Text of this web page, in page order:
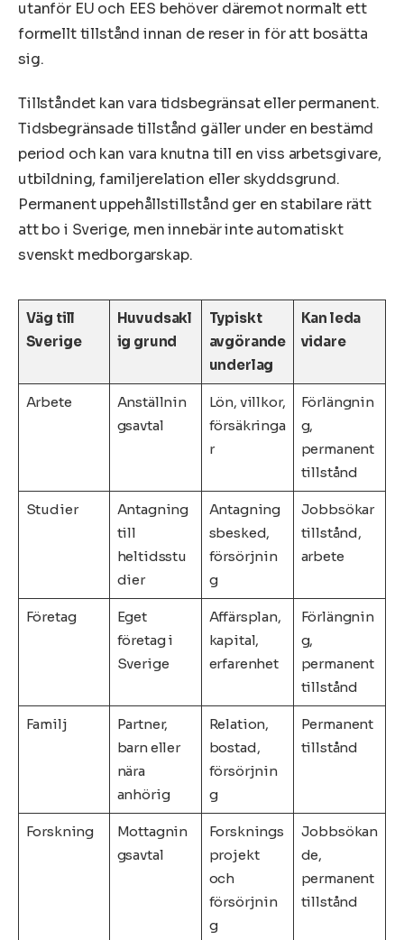
utanför EU och EES behöver däremot normalt ett
formellt tillstånd innan de reser in för att bosätta
sig.
Tillståndet kan vara tidsbegränsat eller permanent.
Tidsbegränsade tillstånd gäller under en bestämd
period och kan vara knutna till en viss arbetsgivare,
utbildning, familjerelation eller skyddsgrund.
Permanent uppehållstillstånd ger en stabilare rätt
att bo i Sverige, men innebär inte automatiskt
svenskt medborgarskap.
Väg till
Sverige
Huvudsakl
ig grund
Typiskt
avgörande
underlag
Kan leda
vidare
Arbete
Anställnin
gsavtal
Lön, villkor,
försäkringa
r
Förlängnin
g,
permanent
tillstånd
Studier
Antagning
till
heltidsstu
dier
Antagning
sbesked,
försörjnin
g
Jobbsökar
tillstånd,
arbete
Företag
Eget
företag i
Sverige
Affärsplan,
kapital,
erfarenhet
Förlängnin
g,
permanent
tillstånd
Familj
Partner,
barn eller
nära
anhörig
Relation,
bostad,
försörjnin
g
Permanent
tillstånd
Forskning
Mottagnin
gsavtal
Forsknings
projekt
och
försörjnin
g
Jobbsökan
de,
permanent
tillstånd